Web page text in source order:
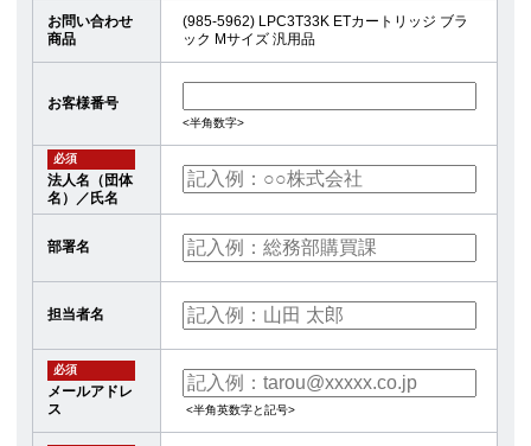
お問い合わせ
商品
(985-5962) LPC3T33K ETカートリッジ ブラ
ック Mサイズ 汎用品
お客様番号
<半角数字>
必須
法人名（団体
名）／氏名
部署名
担当者名
必須
メールアドレ
ス
<半角英数字と記号>